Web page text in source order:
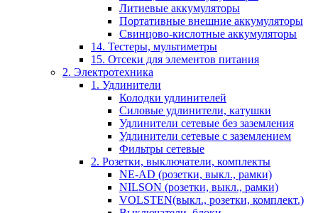
Литиевые аккумуляторы
Портативные внешние аккумуляторы
Свинцово-кислотные аккумуляторы
14. Тестеры, мультиметры
15. Отсеки для элементов питания
2. Электротехника
1. Удлинители
Колодки удлинителей
Силовые удлинители, катушки
Удлинители сетевые без заземления
Удлинители сетевые с заземлением
Фильтры сетевые
2. Розетки, выключатели, комплекты
NE-AD (розетки, выкл., рамки)
NILSON (розетки, выкл., рамки)
VOLSTEN(выкл., розетки, комплект.)